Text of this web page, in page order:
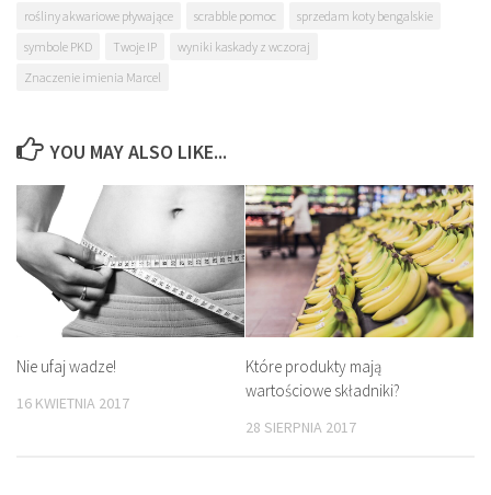
rośliny akwariowe pływające
scrabble pomoc
sprzedam koty bengalskie
symbole PKD
Twoje IP
wyniki kaskady z wczoraj
Znaczenie imienia Marcel
YOU MAY ALSO LIKE...
Nie ufaj wadze!
16 KWIETNIA 2017
Które produkty mają
wartościowe składniki?
28 SIERPNIA 2017